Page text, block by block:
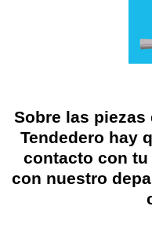
Sobre las
Tendedero hay
contacto con
con nuestro